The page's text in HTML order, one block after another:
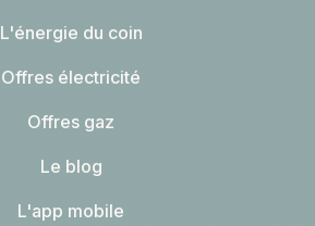
L'énergie du coin
Offres électricité
Offres gaz
Le blog
L'app mobile